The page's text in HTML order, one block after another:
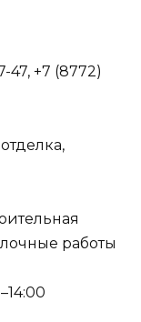
47, +7 (8772)
работы